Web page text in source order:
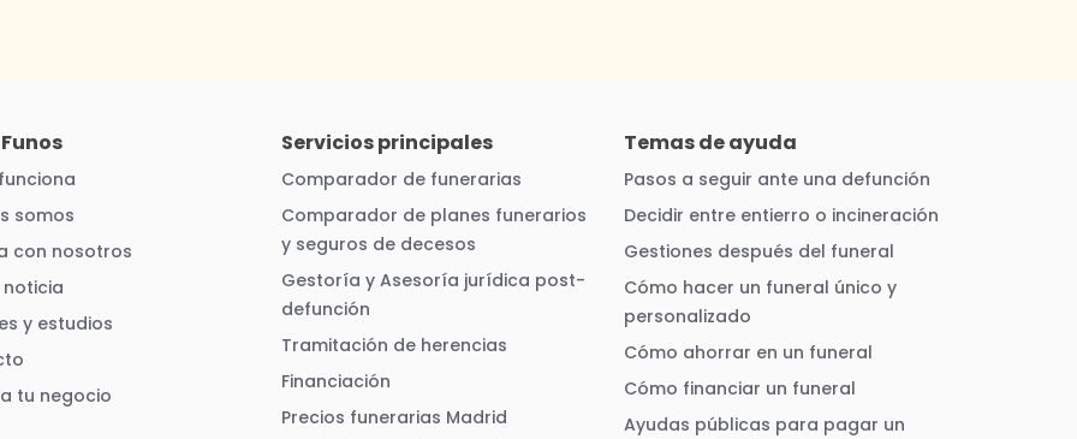
somos
con nosotros
noticia
y estudios
tu negocio
Servicios principales
Comparador de funerarias
Comparador de planes funerarios
y seguros de decesos
Gestoría y Asesoría jurídica post-
defunción
Tramitación de herencias
Financiación
Precios funerarias Madrid
Temas de ayuda
Pasos a seguir ante una defunción
Decidir entre entierro o incineración
Gestiones después del funeral
Cómo hacer un funeral único y
personalizado
Cómo ahorrar en un funeral
Cómo financiar un funeral
Ayudas públicas para pagar un